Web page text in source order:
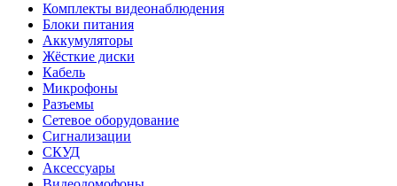
Комплекты видеонаблюдения
Блоки питания
Аккумуляторы
Жёсткие диски
Кабель
Микрофоны
Разъемы
Сетевое оборудование
Сигнализации
СКУД
Аксессуары